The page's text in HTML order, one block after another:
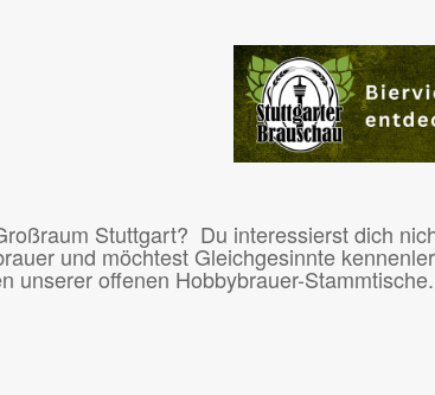
Stuttgart? Du interessierst dich
und möchtest Gleichgesinnte
unserer offenen Hobbybrauer-